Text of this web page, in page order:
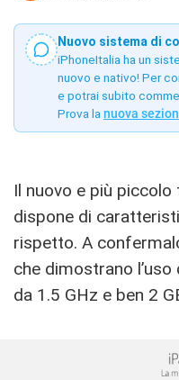
Nuovo sistema di
iPhoneItalia ha un
nuovo e nativo! Per
e potrai subito
Prova la nuova
Il nuovo e più
dispone di
rispetto. A
che dimostrano
da 1.5 GHz e ben 2